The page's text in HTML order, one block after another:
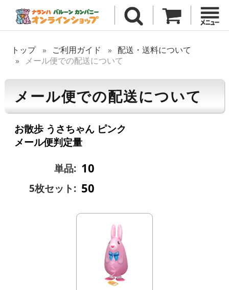
トップ ご利用ガイド
配送・送料について
メール便での配送について
メール便での配送について
お散歩 うさちゃん ピンク
メール便判定量
単品: 10
5枚セット: 50